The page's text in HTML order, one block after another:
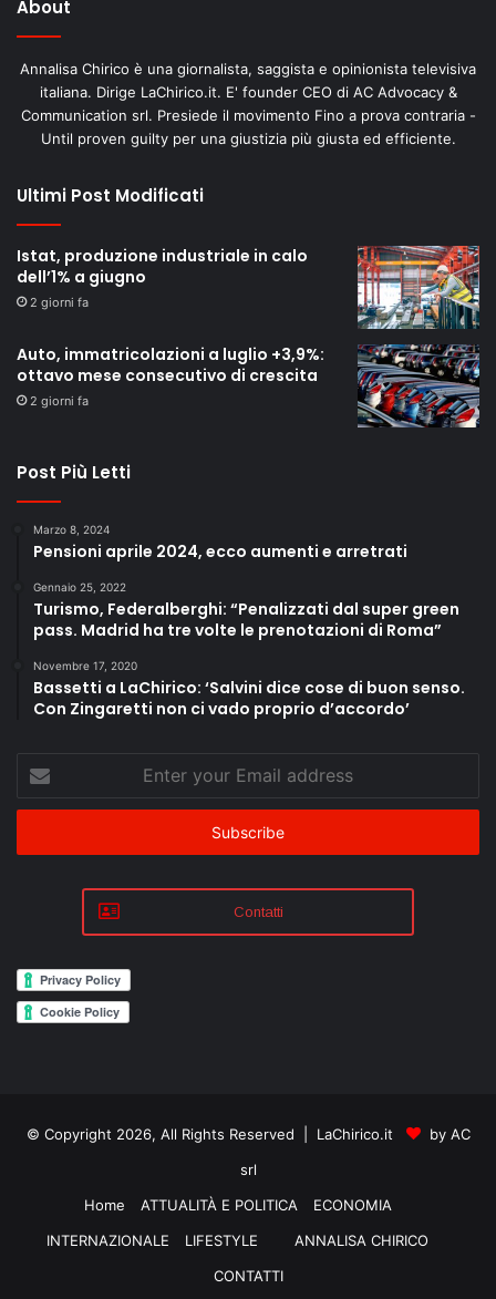
About
Annalisa Chirico è una giornalista, saggista e opinionista televisiva
italiana. Dirige LaChirico.it. E' founder CEO di AC Advocacy &
Communication srl. Presiede il movimento Fino a prova contraria -
Until proven guilty per una giustizia più giusta ed efficiente.
Ultimi Post Modificati
Istat, produzione industriale in calo
dell’1% a giugno
2 giorni fa
Auto, immatricolazioni a luglio +3,9%:
ottavo mese consecutivo di crescita
2 giorni fa
Post Più Letti
Marzo 8, 2024
Pensioni aprile 2024, ecco aumenti e arretrati
Gennaio 25, 2022
Turismo, Federalberghi: “Penalizzati dal super green
pass. Madrid ha tre volte le prenotazioni di Roma”
Novembre 17, 2020
Bassetti a LaChirico: ‘Salvini dice cose di buon senso.
Con Zingaretti non ci vado proprio d’accordo’
your
Email
Contatti
© Copyright 2026, All Rights Reserved | LaChirico.it
by AC
srl
Home
ATTUALITÀ E POLITICA
ECONOMIA
INTERNAZIONALE
LIFESTYLE
ANNALISA CHIRICO
CONTATTI